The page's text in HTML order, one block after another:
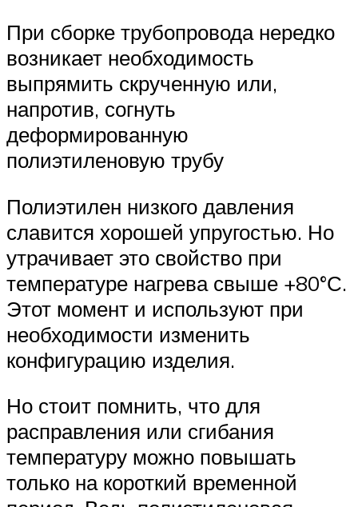
При сборке трубопровода нередко
возникает необходимость
выпрямить скрученную или,
напротив, согнуть
деформированную
полиэтиленовую трубу
Полиэтилен низкого давления
славится хорошей упругостью. Но
утрачивает это свойство при
температуре нагрева свыше +80°С.
Этот момент и используют при
необходимости изменить
конфигурацию изделия.
Но стоит помнить, что для
расправления или сгибания
температуру можно повышать
только на короткий временной